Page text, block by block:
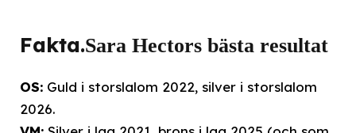
Fakta.Sara Hectors bästa resultat
OS: Guld i storslalom 2022, silver i storslalom
2026.